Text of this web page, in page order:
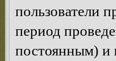
пользователи
период
постоянным) и